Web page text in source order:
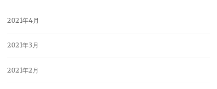
2021年4月
2021年3月
2021年2月